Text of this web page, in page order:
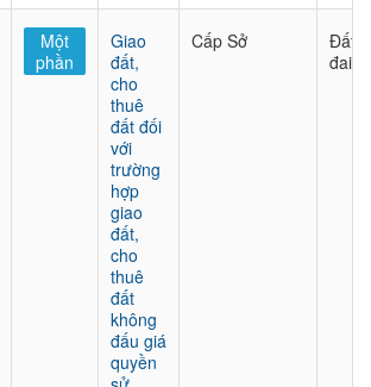
Một
phần
Giao
đất,
cho
thuê
đất đối
với
trường
hợp
giao
đất,
cho
thuê
đất
không
đấu giá
quyền
Cấp Sở
Đất
đai